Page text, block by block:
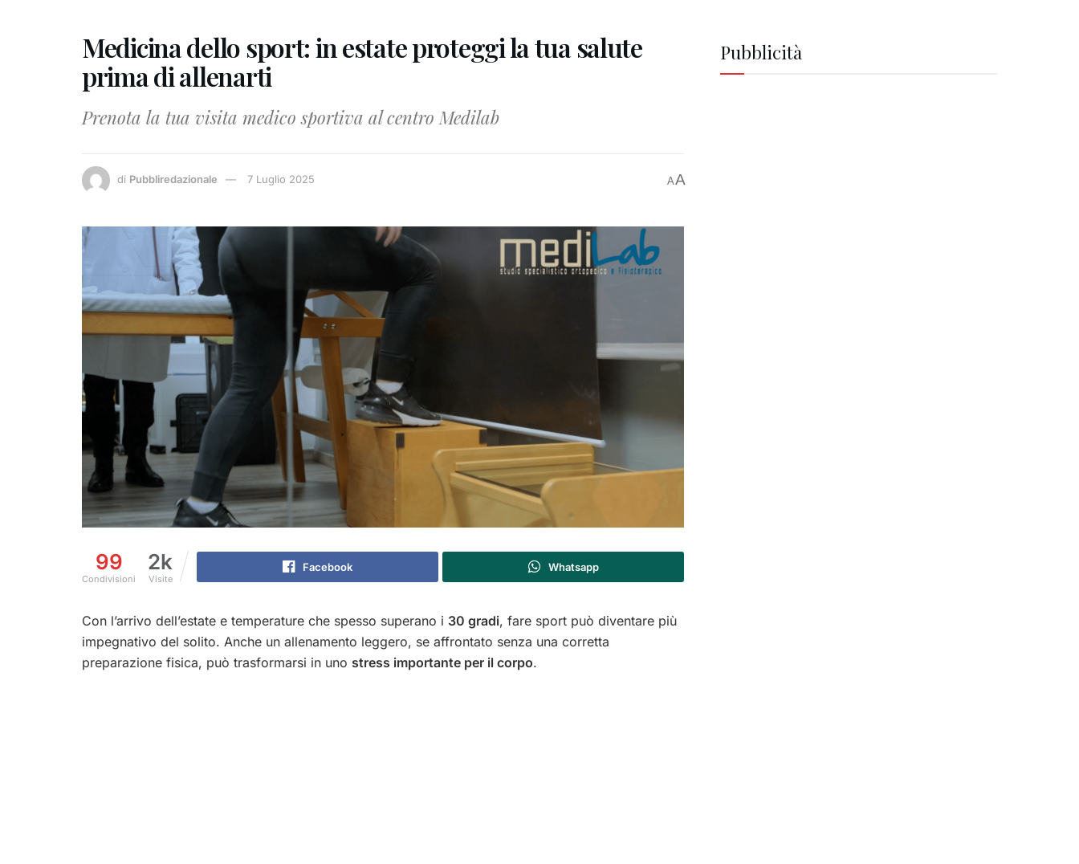
Medicina dello sport: in estate proteggi la tua salute
prima di allenarti
Prenota la tua visita medico sportiva al centro Medilab
di Pubbliredazionale 7 Luglio 2025 AA
99
Condivisioni
2k
Visite
Facebook Whatsapp
Con l’arrivo dell’estate e temperature che spesso superano i 30 gradi, fare sport può diventare più
impegnativo del solito. Anche un allenamento leggero, se affrontato senza una corretta
preparazione fisica, può trasformarsi in uno stress importante per il corpo.
Pubblicità